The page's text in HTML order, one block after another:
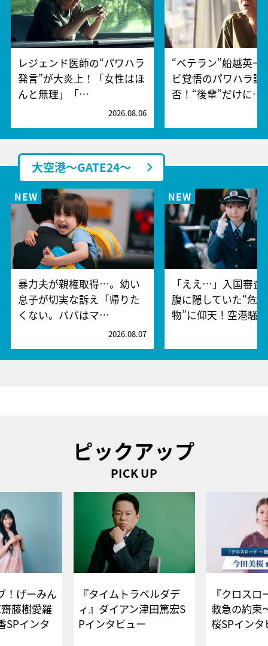
レジェンド医師の“パワハラ
発言”が大炎上！「女性はほ
んと無理」「…
2026.08.06
“ベテラン”船越英一
ビ覚悟のパワハラ謝
否！“後輩”だけに…
大空港～GATE24～
暴力夫が親権取得…。幼い
息子が切実な訴え「帰りた
くない。パパはマ…
2026.08.07
「ええ…」入国審査
腹に隠していた“危
物”に仰天！空港騒
ピックアップ
PICK UP
！げーみん
藤樹愛羅
SPインタ
『タイムトラベルダデ
ィ』ダイアン津田篤宏S
Pインタビュー
『クロス
救急の約束
桜SPイ